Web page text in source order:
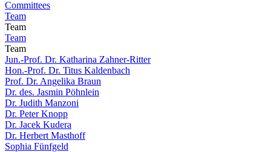
Committees
Team
Team
Team
Team
Jun.-Prof. Dr. Katharina Zahner-Ritter
Hon.-Prof. Dr. Titus Kaldenbach
Prof. Dr. Angelika Braun
Dr. des. Jasmin Pöhnlein
Dr. Judith Manzoni
Dr. Peter Knopp
Dr. Jacek Kudera
Dr. Herbert Masthoff
Sophia Fünfgeld